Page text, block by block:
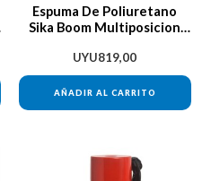
Espuma De Poliuretano
Sika Boom Multiposicion
UYU819,00
AÑADIR AL CARRITO